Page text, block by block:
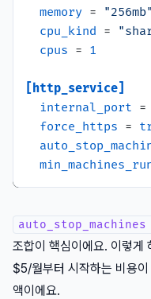
memory =
"256mb"
cpu_kind =
cpus = 1
[http_service]
internal_port =
force_https =
조합이 핵심이에요. 이렇게
$5/월부터 시작하는 비용
액이에요.